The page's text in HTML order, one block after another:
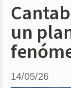
un
14/05/26